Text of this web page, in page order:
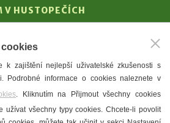
V HUSTOPEČÍCH
T. G. Masaryk
Mandloně
Ubytování
Restaurace
k zajištění nejlepší uživatelské zkušenosti s
Podrobné informace o cookies naleznete v
. Kliknutím na Přijmout všechny cookies
užívat všechny typy cookies. Chcete-li povolit